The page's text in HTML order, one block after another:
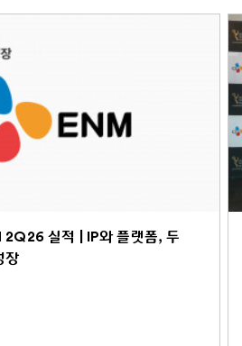
실적 | IP와 플랫폼, 두
장